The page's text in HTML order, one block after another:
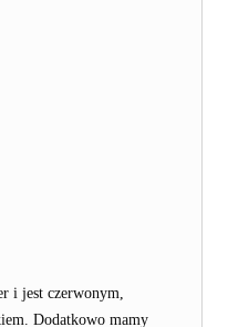
i jest czerwonym,
Dodatkowo mamy